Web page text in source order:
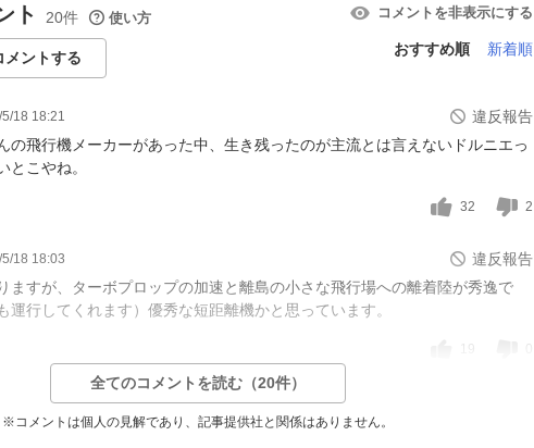
ト 20件 使い方 コメントを非表示にする
メントする
おすすめ順 新着順
18 18:21
違反報告
の飛行機メーカーがあった中、生き残ったのが主流とは言えないドルニエっ
とこやね。
32 2
18 18:03
違反報告
ますが、ターボプロップの加速と離島の小さな飛行場への離着陸が秀逸で
運行してくれます）優秀な短距離機かと思っています。
19
全てのコメントを読む（20件）
※コメントは個人の見解であり、記事提供社と関係はありません。